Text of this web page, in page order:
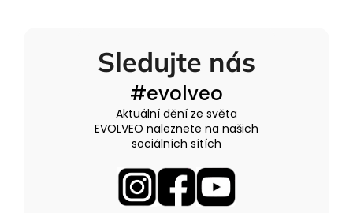
Sledujte nás
#evolveo
Aktuální dění ze světa
EVOLVEO naleznete na našich
sociálních sítích